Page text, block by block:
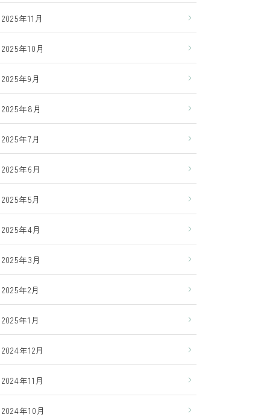
2025年11月
2025年10月
2025年9月
2025年8月
2025年7月
2025年6月
2025年5月
2025年4月
2025年3月
2025年2月
2025年1月
2024年12月
2024年11月
2024年10月